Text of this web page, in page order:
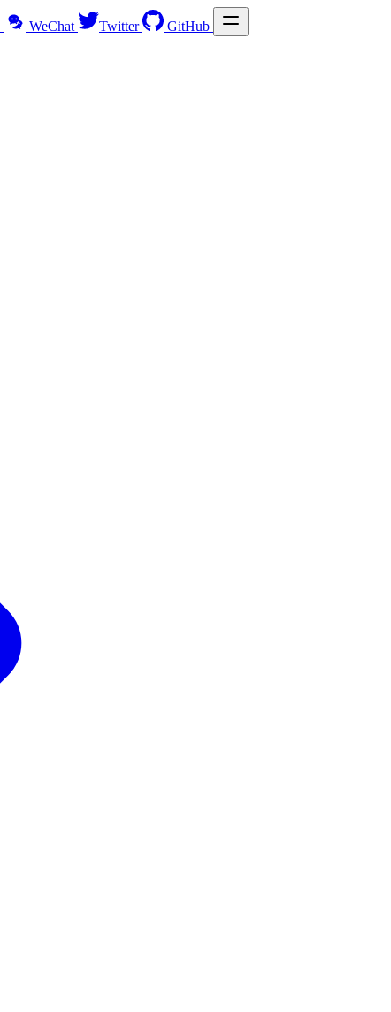
WeChat Twitter GitHub